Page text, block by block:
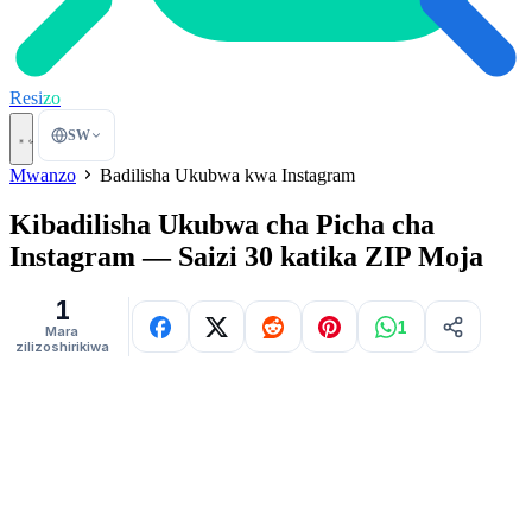
Resizo
SW
Mwanzo Badilisha Ukubwa kwa Instagram
Kibadilisha Ukubwa cha Picha cha
Instagram — Saizi 30 katika ZIP Moja
1
Mara
zilizoshirikiwa
1